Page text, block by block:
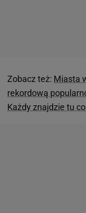
Zobacz też: Miasta
rekordową
Każdy znajdzie tu